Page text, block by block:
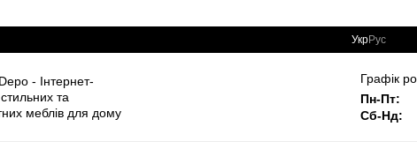
УкрРус
Графік
Пн-Пт:
Сб-Нд: